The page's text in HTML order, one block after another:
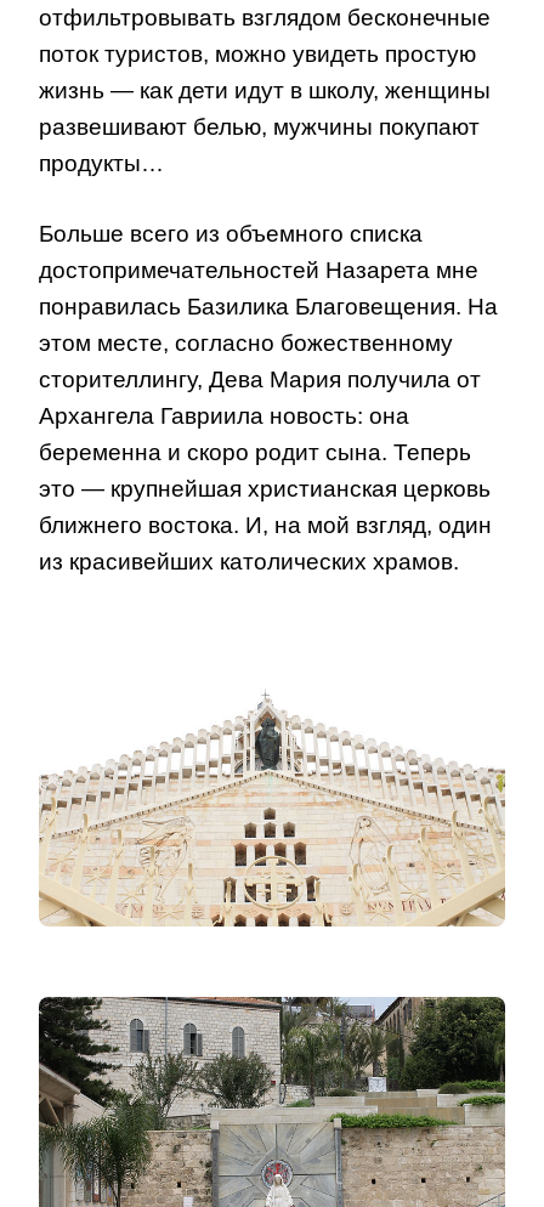
отфильтровывать взглядом бесконечные
поток туристов, можно увидеть простую
жизнь — как дети идут в школу, женщины
развешивают белью, мужчины покупают
продукты…
Больше всего из объемного списка
достопримечательностей Назарета мне
понравилась Базилика Благовещения. На
этом месте, согласно божественному
сторителлингу, Дева Мария получила от
Архангела Гавриила новость: она
беременна и скоро родит сына. Теперь
это — крупнейшая христианская церковь
ближнего востока. И, на мой взгляд, один
из красивейших католических храмов.